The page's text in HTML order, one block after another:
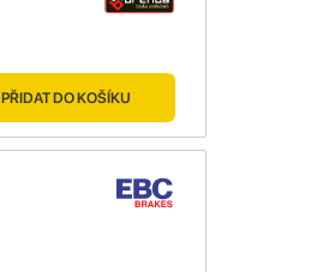
PŘIDAT DO KOŠÍKU